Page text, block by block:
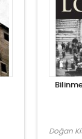
Doğan